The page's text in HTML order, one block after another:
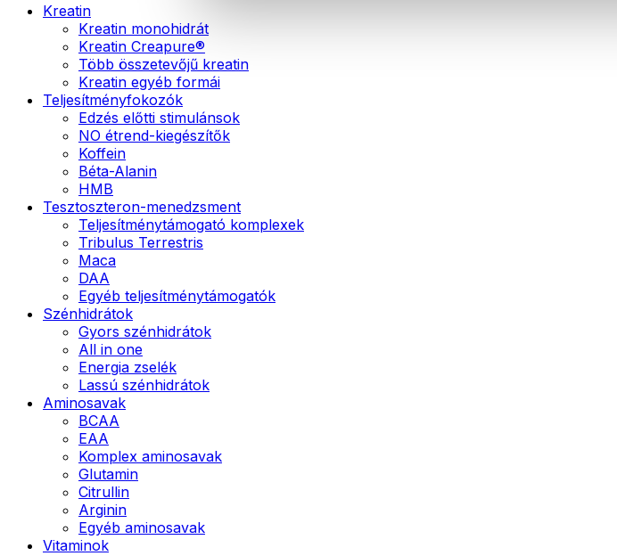
Kreatin
Kreatin monohidrát
Kreatin Creapure®
Több összetevőjű kreatin
Kreatin egyéb formái
Teljesítményfokozók
Edzés előtti stimulánsok
NO étrend-kiegészítők
Koffein
Béta-Alanin
HMB
Tesztoszteron-menedzsment
Teljesítménytámogató komplexek
Tribulus Terrestris
Maca
DAA
Egyéb teljesítménytámogatók
Szénhidrátok
Gyors szénhidrátok
All in one
Energia zselék
Lassú szénhidrátok
Aminosavak
BCAA
EAA
Komplex aminosavak
Glutamin
Citrullin
Arginin
Egyéb aminosavak
Vitaminok